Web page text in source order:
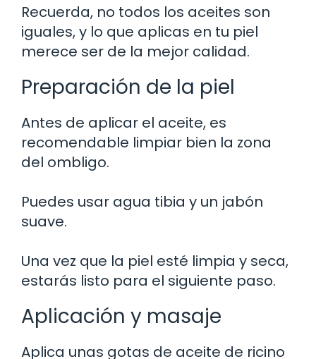
Recuerda, no todos los aceites son
iguales, y lo que aplicas en tu piel
merece ser de la mejor calidad.
Preparación de la piel
Antes de aplicar el aceite, es
recomendable limpiar bien la zona
del ombligo.
Puedes usar agua tibia y un jabón
suave.
Una vez que la piel esté limpia y seca,
estarás listo para el siguiente paso.
Aplicación y masaje
Aplica unas gotas de aceite de ricino